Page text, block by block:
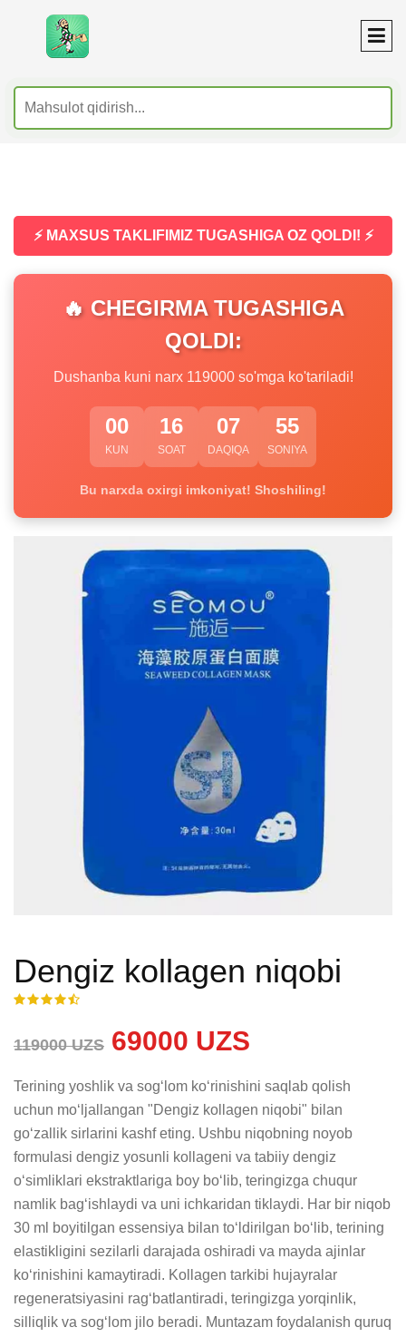
⚡ MAXSUS TAKLIFIMIZ TUGASHIGA OZ QOLDI! ⚡
🔥 CHEGIRMA TUGASHIGA
QOLDI:
Dushanba kuni narx 119000 so'mga ko'tariladi!
00
KUN
16
SOAT
07
DAQIQA
54
SONIYA
Bu narxda oxirgi imkoniyat! Shoshiling!
Dengiz kollagen niqobi
119000 UZS 69000 UZS
Terining yoshlik va sog‘lom ko‘rinishini saqlab qolish
uchun mo‘ljallangan "Dengiz kollagen niqobi" bilan
go‘zallik sirlarini kashf eting. Ushbu niqobning noyob
formulasi dengiz yosunli kollageni va tabiiy dengiz
o‘simliklari ekstraktlariga boy bo‘lib, teringizga chuqur
namlik bag‘ishlaydi va uni ichkaridan tiklaydi. Har bir niqob
30 ml boyitilgan essensiya bilan to‘ldirilgan bo‘lib, terining
elastikligini sezilarli darajada oshiradi va mayda ajinlar
ko‘rinishini kamaytiradi. Kollagen tarkibi hujayralar
regeneratsiyasini rag‘batlantiradi, teringizga yorqinlik,
silliqlik va sog‘lom jilo beradi. Muntazam foydalanish quruq